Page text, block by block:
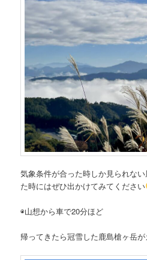
気象条件が合った時しか見られな
た時にはぜひ出かけてみてください
◉山想から車で20分ほど
帰ってきたら冠雪した鹿島槍ヶ岳